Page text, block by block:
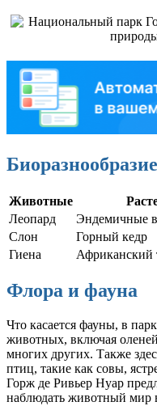
Животные
Леопард
Эндемичные
Слон
Горный кедр
Гиена
Африканский
Флора и фауна
Что касается фауны, в
животных, включая
многих других. Также
птиц, такие как совы,
Горж де Ривьер Нуар
наблюдать животный мир